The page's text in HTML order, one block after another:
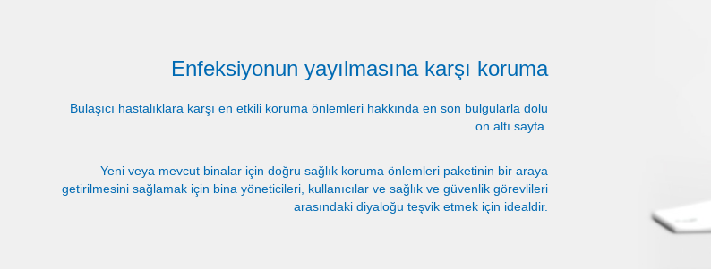
Enfeksiyonun yayılmasına karşı koruma
Bulaşıcı hastalıklara karşı en etkili koruma önlemleri hakkında en son bulgularla dolu
on altı sayfa.
Yeni veya mevcut binalar için doğru sağlık koruma önlemleri paketinin bir araya
getirilmesini sağlamak için bina yöneticileri, kullanıcılar ve sağlık ve güvenlik görevlileri
arasındaki diyaloğu teşvik etmek için idealdir.